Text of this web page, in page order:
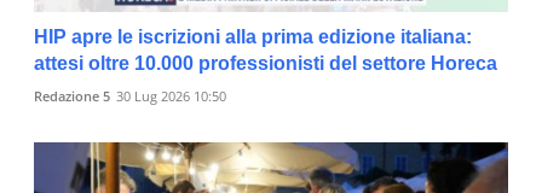
HIP apre le iscrizioni alla prima edizione italiana:
attesi oltre 10.000 professionisti del settore Horeca
Redazione 5 30 Lug 2026 10:50